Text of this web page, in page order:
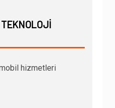
hizmetleri